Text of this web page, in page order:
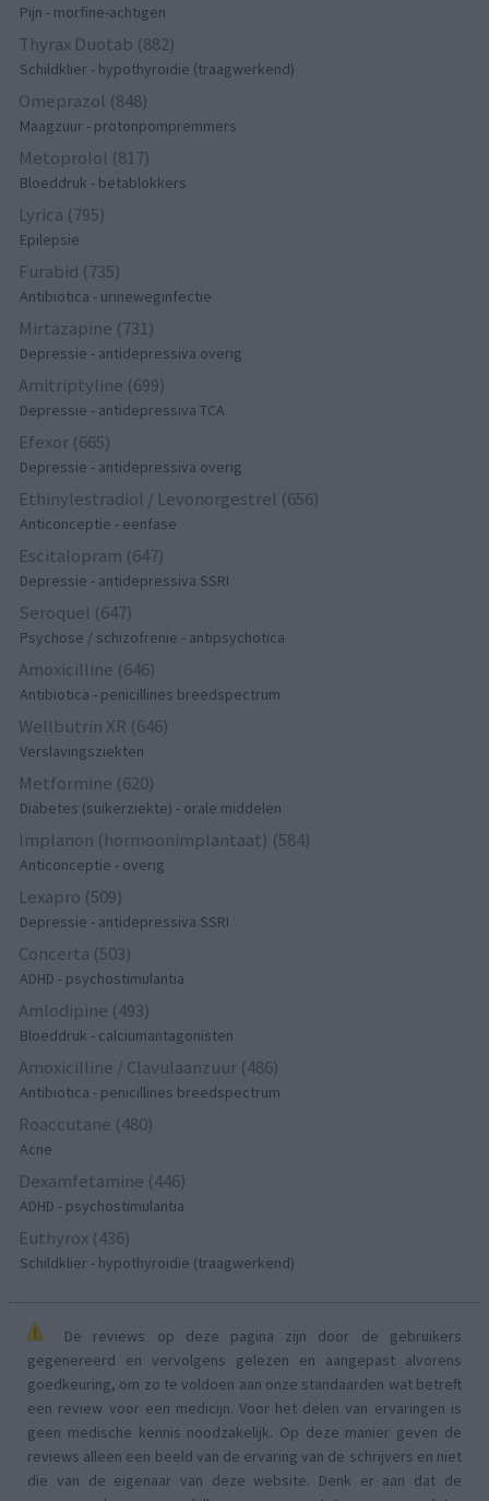
Pijn - morfine-achtigen
Thyrax Duotab (882)
Schildklier - hypothyroidie (traagwerkend)
Omeprazol (848)
Maagzuur - protonpompremmers
Metoprolol (817)
Bloeddruk - betablokkers
Lyrica (795)
Epilepsie
Furabid (735)
Antibiotica - urineweginfectie
Mirtazapine (731)
Depressie - antidepressiva overig
Amitriptyline (699)
Depressie - antidepressiva TCA
Efexor (665)
Depressie - antidepressiva overig
Ethinylestradiol / Levonorgestrel (656)
Anticonceptie - eenfase
Escitalopram (647)
Depressie - antidepressiva SSRI
Seroquel (647)
Psychose / schizofrenie - antipsychotica
Amoxicilline (646)
Antibiotica - penicillines breedspectrum
Wellbutrin XR (646)
Verslavingsziekten
Metformine (620)
Diabetes (suikerziekte) - orale middelen
Implanon (hormoonimplantaat) (584)
Anticonceptie - overig
Lexapro (509)
Depressie - antidepressiva SSRI
Concerta (503)
ADHD - psychostimulantia
Amlodipine (493)
Bloeddruk - calciumantagonisten
Amoxicilline / Clavulaanzuur (486)
Antibiotica - penicillines breedspectrum
Roaccutane (480)
Acne
Dexamfetamine (446)
ADHD - psychostimulantia
Euthyrox (436)
Schildklier - hypothyroidie (traagwerkend)
De reviews op deze pagina zijn door de gebruikers
gegenereerd en vervolgens gelezen en aangepast alvorens
goedkeuring, om zo te voldoen aan onze standaarden wat betreft
een review voor een medicijn. Voor het delen van ervaringen is
geen medische kennis noodzakelijk. Op deze manier geven de
reviews alleen een beeld van de ervaring van de schrijvers en niet
die van de eigenaar van deze website. Denk er aan dat de